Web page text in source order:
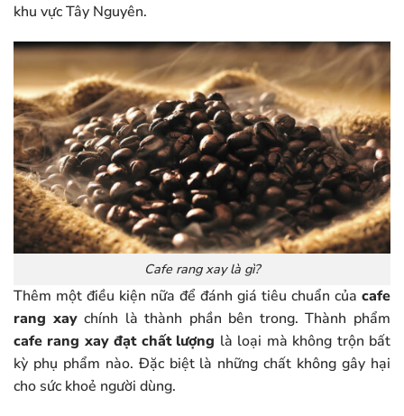
khu vực Tây Nguyên.
Cafe rang xay là gì?
Thêm một điều kiện nữa để đánh giá tiêu chuẩn của cafe
rang xaychính là thành phần bên trong. Thành phẩm
cafe rang xay đạt chất lượng là loại mà không trộn bất
kỳ phụ phẩm nào. Đặc biệt là những chất không gây hại
cho sức khoẻ người dùng.